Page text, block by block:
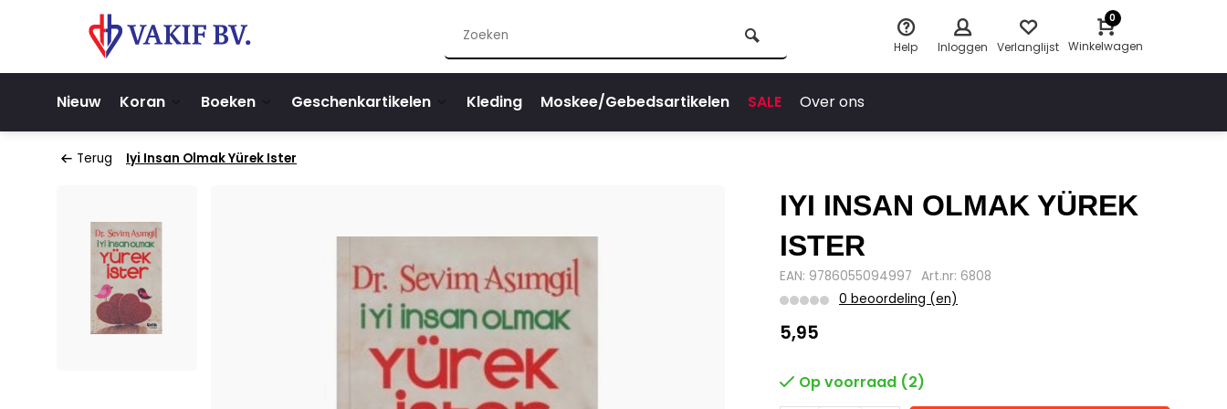
Help Inloggen Verlanglijst
0
Winkelwagen
Nieuw Koran Boeken Geschenkartikelen Kleding Moskee/Gebedsartikelen SALE Over ons
Terug Iyi Insan Olmak Yürek Ister
IYI INSAN OLMAK YÜREK
ISTER
EAN: 9786055094997 Art.nr: 6808
0 beoordeling (en)
5,95
Op voorraad (2)